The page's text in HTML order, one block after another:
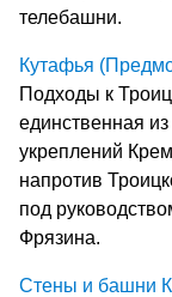
телебашни.
Кутафья
Подходы к
единственная
укреплений
напротив
под
Фрязина.
Стены и башни